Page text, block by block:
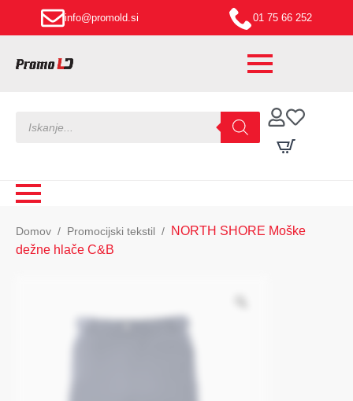
info@promold.si 01 75 66 252
search
Domov Promocijski tekstil
NORTH SHORE Moške
dežne hlače C&B